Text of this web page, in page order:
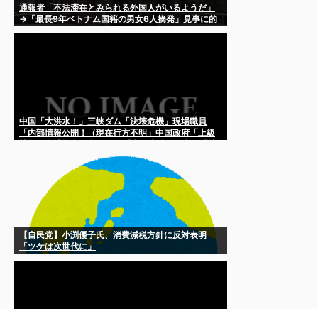
通報者「不法滞在とみられる外国人がいるようだ」
→「最長9年ベトナム国籍の男女6人摘発」見事に的
中国「大洪水！」三峡ダム「決壊危機」現場職員
「内部情報公開！（現在行方不明」中国政府「上級
【自民党】小渕優子氏、消費減税方針に反対表明
「ツケは次世代に」